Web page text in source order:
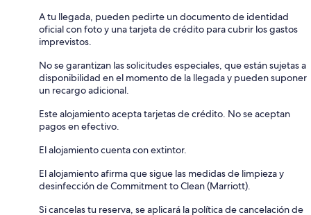
A tu llegada, pueden pedirte un documento de identidad
oficial con foto y una tarjeta de crédito para cubrir los gastos
imprevistos.
No se garantizan las solicitudes especiales, que están sujetas a
disponibilidad en el momento de la llegada y pueden suponer
un recargo adicional.
Este alojamiento acepta tarjetas de crédito. No se aceptan
pagos en efectivo.
El alojamiento cuenta con extintor.
El alojamiento afirma que sigue las medidas de limpieza y
desinfección de Commitment to Clean (Marriott).
Si cancelas tu reserva, se aplicará la política de cancelación de